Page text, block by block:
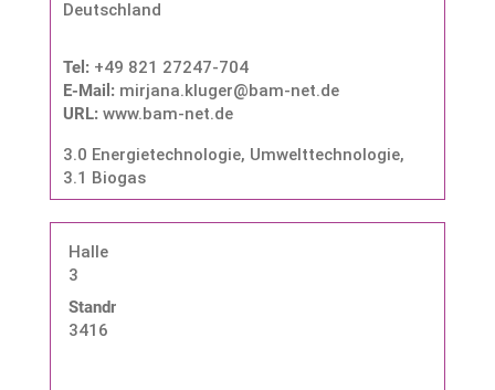
Deutschland
Tel: +49 821 27247-704
E-Mail: mirjana.kluger@bam-net.de
URL: www.bam-net.de
3.0 Energietechnologie, Umwelttechnologie,
3.1 Biogas
Halle
3
Standnummer:
3416